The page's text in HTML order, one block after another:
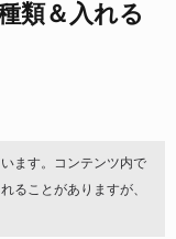
類＆入れる
ます。コンテンツ内で
ることがありますが、